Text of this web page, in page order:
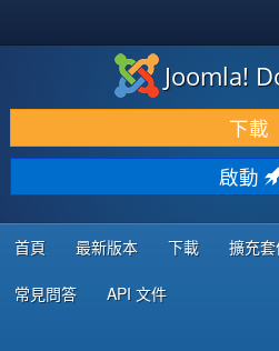
下載 & 擴充
發現 & 學習
社群 & 支援
程式者資源
Joomla!
下載
啟動
首頁 最新版本 下載 擴充
常見問答 API 文件